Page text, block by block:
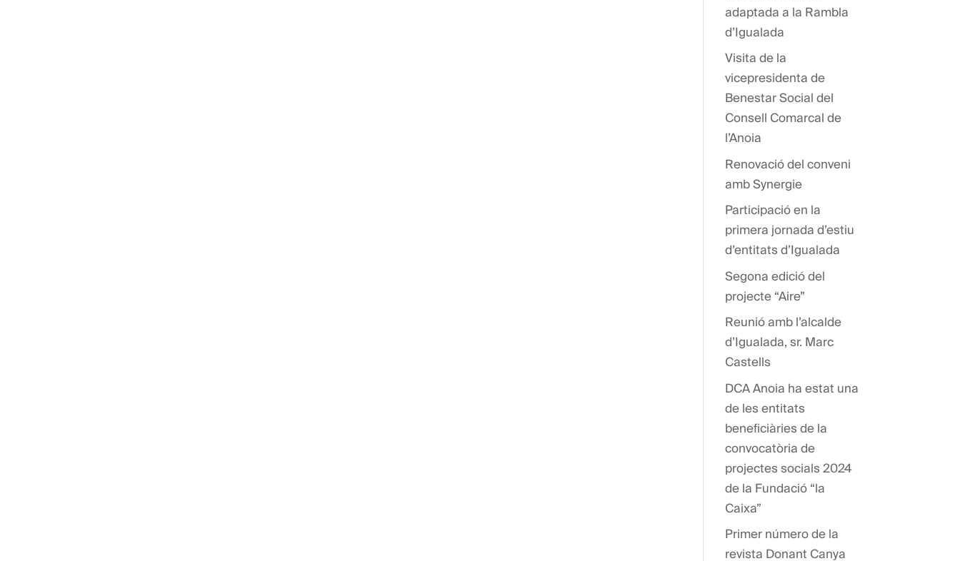
adaptada a la Rambla
d’Igualada
Visita de la
vicepresidenta de
Benestar Social del
Consell Comarcal de
l’Anoia
Renovació del conveni
amb Synergie
Participació en la
primera jornada d’estiu
d’entitats d’Igualada
Segona edició del
projecte “Aire”
Reunió amb l’alcalde
d’Igualada, sr. Marc
Castells
DCA Anoia ha estat una
de les entitats
beneficiàries de la
convocatòria de
projectes socials 2024
de la Fundació “la
Caixa”
Primer número de la
revista Donant Canya